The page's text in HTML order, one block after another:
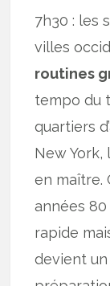
7h30 : les
villes
routines
tempo du
quartiers
New York,
en maître.
années
rapide
devient